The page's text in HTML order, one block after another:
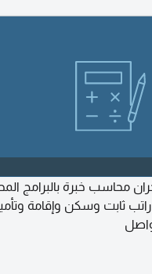
محاسب خبرة بالبرامج
لمدة 3 شهور راتب ثابت وسكن